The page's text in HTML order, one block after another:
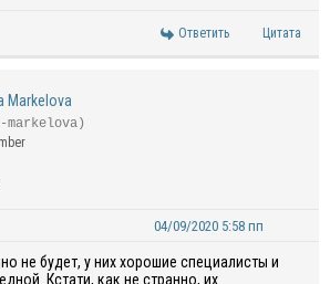
Ответить Цитата
Markelova
markelova)
04/09/2020 5:58 пп
не будет, у них хорошие специалисты и
Кстати, как не странно, их